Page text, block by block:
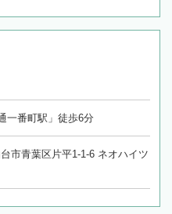
一番町駅」徒歩6分
市青葉区片平1-1-6 ネオハイツ